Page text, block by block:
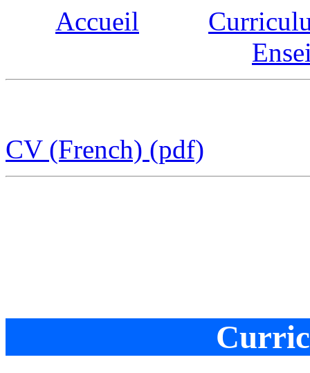
Accueil
CV (French) (pdf)